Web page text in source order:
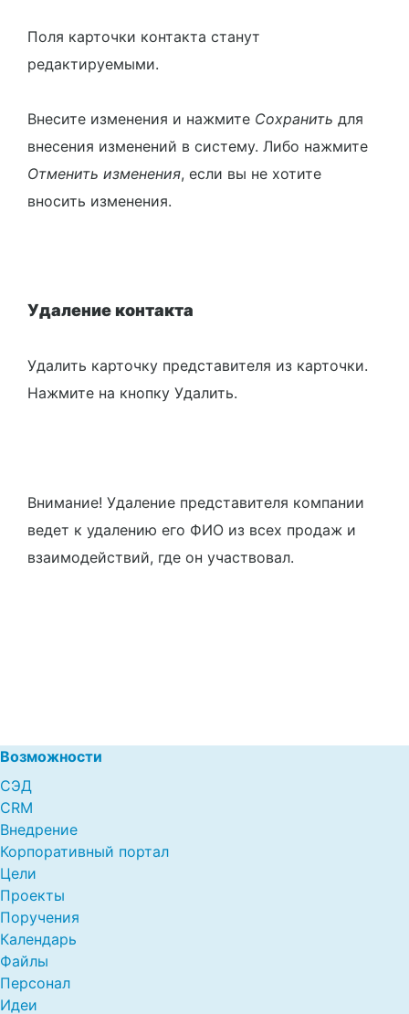
Поля карточки контакта станут
редактируемыми.
Внесите изменения и нажмите Сохранить для
внесения изменений в систему. Либо нажмите
Отменить изменения, если вы не хотите
вносить изменения.
Удаление контакта
Удалить карточку представителя из карточки.
Нажмите на кнопку Удалить.
Внимание! Удаление представителя компании
ведет к удалению его ФИО из всех продаж и
взаимодействий, где он участвовал.
Возможности
СЭД
CRM
Внедрение
Корпоративный портал
Цели
Проекты
Поручения
Календарь
Файлы
Персонал
Идеи